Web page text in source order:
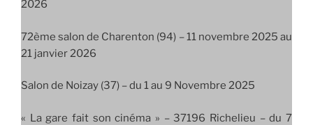
2026
72ème salon de Charenton (94) – 11 novembre 2025 au
21 janvier 2026
Salon de Noizay (37) – du 1 au 9 Novembre 2025
« La gare fait son cinéma » – 37196 Richelieu – du 7